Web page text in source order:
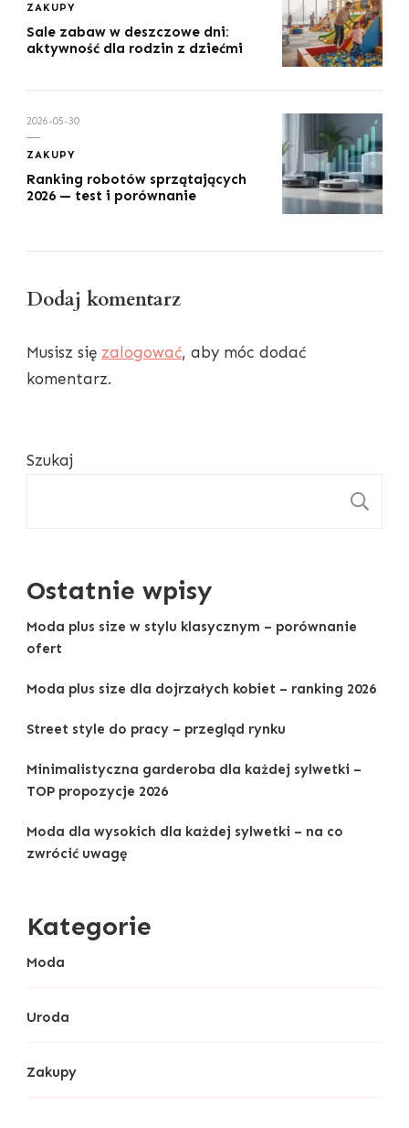
ZAKUPY
Sale zabaw w deszczowe dni:
aktywność dla rodzin z dziećmi
2026-05-30
ZAKUPY
Ranking robotów sprzątających
2026 — test i porównanie
Dodaj komentarz
Musisz się zalogować, aby móc dodać
komentarz.
Szukaj
Ostatnie wpisy
Moda plus size w stylu klasycznym – porównanie
ofert
Moda plus size dla dojrzałych kobiet – ranking 2026
Street style do pracy – przegląd rynku
Minimalistyczna garderoba dla każdej sylwetki –
TOP propozycje 2026
Moda dla wysokich dla każdej sylwetki – na co
zwrócić uwagę
Kategorie
Moda
Uroda
Zakupy